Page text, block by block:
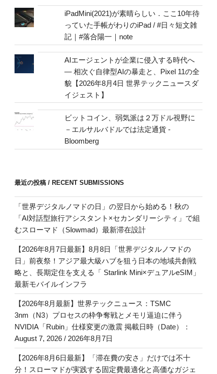
address
iPadMini(2021)が素晴らしい．ここ10年待
っていた手帳がわりのiPad / #日々短文雑
記｜#落合陽一｜note
AIエージェントが企業に侵入する時代へ
— 相次ぐ自律型AIの暴走と、Pixel 11の全
貌【2026年8月4日 世界テックニュースダ
イジェスト】
ビットコイン、弱気派は２万ドル視野に
－エルサルバドルでは法定通貨 -
Bloomberg
最近の投稿 / RECENT SUBMISSIONS
「世界デジタルノマドの日」の翌日から始める！秋の
「AI対話型旅行アシスタント×セカンダリーシティ」で組
むスローマド（Slowmad）最新滞在設計
【2026年8月7日最新】8月8日「世界デジタルノマドの
日」前夜祭！アジア最大級ハブを狙う日本の地域共創戦
略と、長期定住を支える「 Starlink Mini×デュアルeSIM」
最新モバイルインフラ
【2026年8月最新】世界テックニュース：TSMC
3nm（N3）プロセスの枠争奪戦とメモリ逼迫に伴う
NVIDIA「Rubin」仕様変更の激震 掲載日時（Date）：
August 7, 2026 / 2026年8月7日
【2026年8月6日最新】「滞在費の安さ」だけでは不十
分！スローマドが実践する固定費最適化と高価なガジェ